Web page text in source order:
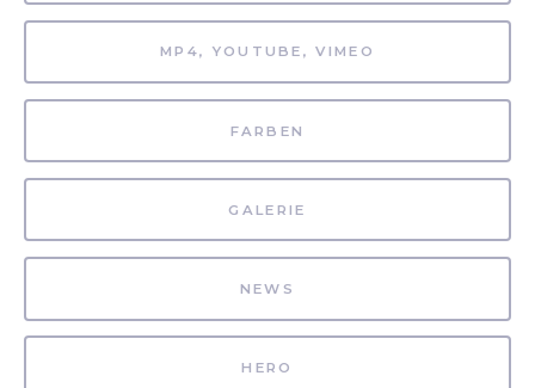
MP4, YOUTUBE, VIMEO
FARBEN
GALERIE
NEWS
HERO